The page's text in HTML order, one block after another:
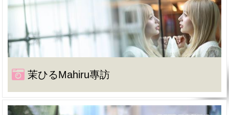
茉ひるMahiru專訪